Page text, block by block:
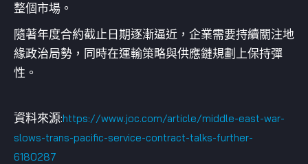
整個市場。
隨著年度合約截止日期逐漸逼近，企業需要持續關注地
緣政治局勢，同時在運輸策略與供應鏈規劃上保持彈
性。
資料來源:https://www.joc.com/article/middle-east-war-
slows-trans-pacific-service-contract-talks-further-
6180287